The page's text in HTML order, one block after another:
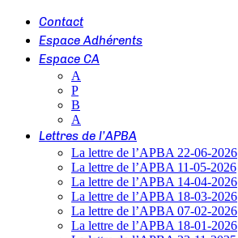
Contact
Espace Adhérents
Espace CA
A
P
B
A
Lettres de l’APBA
La lettre de l’APBA 22-06-2026
La lettre de l’APBA 11-05-2026
La lettre de l’APBA 14-04-2026
La lettre de l’APBA 18-03-2026
La lettre de l’APBA 07-02-2026
La lettre de l’APBA 18-01-2026